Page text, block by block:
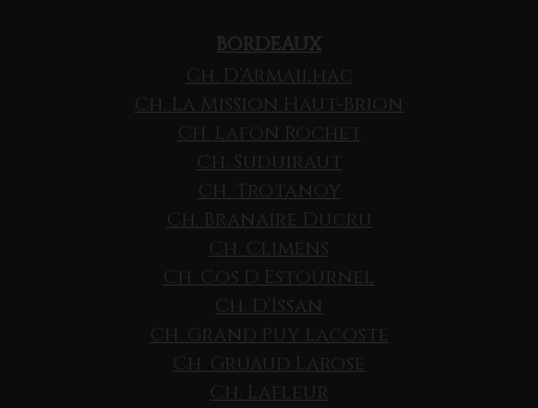
BORDEAUX
Ch. D'Armailhac
Ch. La Mission Haut-Brion
Ch. Lafon Rochet
Ch. Suduiraut
Ch. Trotanoy
Ch. Branaire Ducru
Ch. Climens
Ch. Cos D Estournel
Ch. D'Issan
Ch. Grand Puy Lacoste
Ch. Gruaud Larose
Ch. Lafleur